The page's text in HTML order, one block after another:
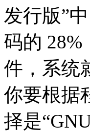
发行版”中
码的
件，系统
你要根据
择是